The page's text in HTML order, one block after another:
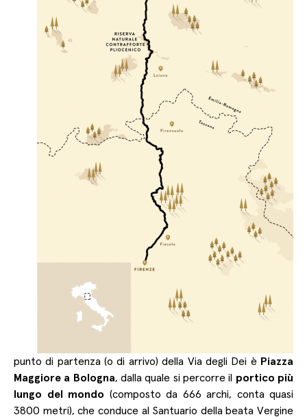
punto di partenza (o di arrivo) della Via degli Dei èPiazza
Maggiore a Bologna, dalla quale si percorre il portico più
lungo del mondo (composto da 666 archi, conta quasi
3800 metri), che conduce al Santuario della beata Vergine